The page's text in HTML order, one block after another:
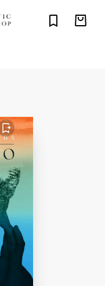
FAVORITO